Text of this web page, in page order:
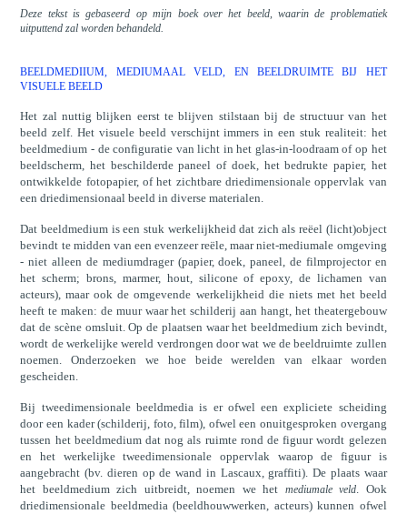
Deze tekst is gebaseerd op mijn boek over het beeld, waarin de problematiek
uitputtend zal worden behandeld.
BEELDMEDIIUM, MEDIUMAAL VELD, EN BEELDRUIMTE BIJ HET
VISUELE BEELD
Het zal nuttig blijken eerst te blijven stilstaan bij de structuur van het
beeld zelf. Het visuele beeld verschijnt immers in een stuk realiteit: het
beeldmedium - de configuratie van licht in het glas-in-loodraam of op het
beeldscherm, het beschilderde paneel of doek, het bedrukte papier, het
ontwikkelde fotopapier, of het zichtbare driedimensionale oppervlak van
een driedimensionaal beeld in diverse materialen.
Dat beeldmedium is een stuk werkelijkheid dat zich als reëel (licht)object
bevindt te midden van een evenzeer reële, maar niet-mediumale omgeving
- niet alleen de mediumdrager (papier, doek, paneel, de filmprojector en
het scherm; brons, marmer, hout, silicone of epoxy, de lichamen van
acteurs), maar ook de omgevende werkelijkheid die niets met het beeld
heeft te maken: de muur waar het schilderij aan hangt, het theatergebouw
dat de scène omsluit. Op de plaatsen waar het beeldmedium zich bevindt,
wordt de werkelijke wereld verdrongen door wat we de beeldruimte zullen
noemen. Onderzoeken we hoe beide werelden van elkaar worden
gescheiden.
Bij tweedimensionale beeldmedia is er ofwel een expliciete scheiding
door een kader (schilderij, foto, film), ofwel een onuitgesproken overgang
tussen het beeldmedium dat nog als ruimte rond de figuur wordt gelezen
en het werkelijke tweedimensionale oppervlak waarop de figuur is
aangebracht (bv. dieren op de wand in Lascaux, graffiti). De plaats waar
het beeldmedium zich uitbreidt, noemen we het mediumale veld. Ook
driedimensionale beeldmedia (beeldhouwwerken, acteurs) kunnen ofwel